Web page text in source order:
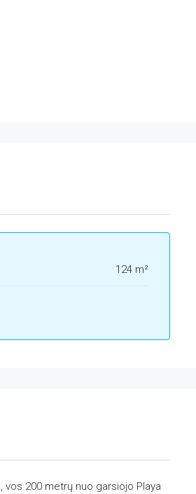
124 m²
vos 200 metrų nuo garsiojo Playa